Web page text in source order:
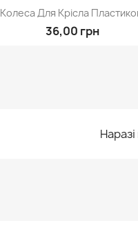
Швидкий перегляд
Колеса Для Крісла
36,00 грн